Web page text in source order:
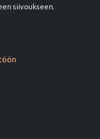
siivoukseen.